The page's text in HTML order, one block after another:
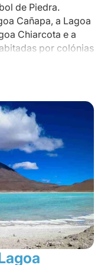
de Piedra.
Cañapa, a Lagoa
Chiarcota e a
por colónias
de vulcões
do caminho,
e areia